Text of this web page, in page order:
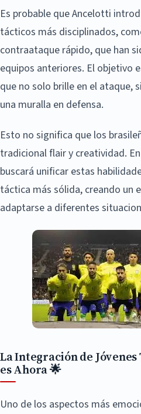
Es probable que Ancelotti
tácticos más disciplinados,
contraataque rápido, que han
equipos anteriores. El objetivo
que no solo brille en el ataque,
una muralla en defensa.
Esto no significa que los
tradicional flair y creatividad.
buscará unificar estas
táctica más sólida, creando un
adaptarse a diferentes
La Integración de
es Ahora 🌟
Uno de los aspectos más